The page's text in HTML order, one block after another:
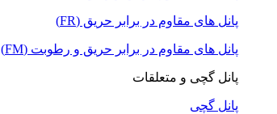
پانل های مقاوم در برابر حریق (FR)
پانل های مقاوم در برابر حریق و رطوبت (FM)
پانل گچی و متعلقات
پانل گچی